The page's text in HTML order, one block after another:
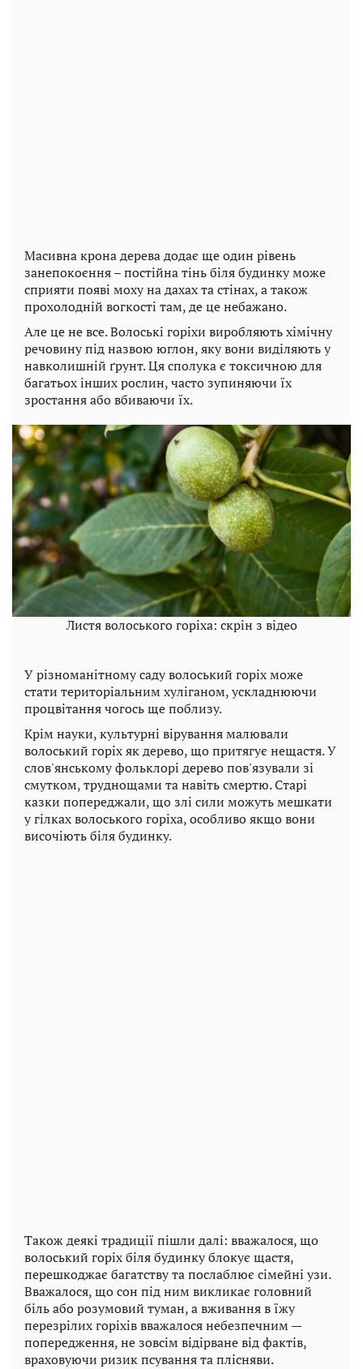
Масивна крона дерева додає ще один рівень
занепокоєння – постійна тінь біля будинку може
сприяти появі моху на дахах та стінах, а також
прохолодній вогкості там, де це небажано.
Але це не все. Волоські горіхи виробляють хімічну
речовину під назвою юглон, яку вони виділяють у
навколишній ґрунт. Ця сполука є токсичною для
багатьох інших рослин, часто зупиняючи їх
зростання або вбиваючи їх.
Листя волоського горіха: скрін з відео
У різноманітному саду волоський горіх може
стати територіальним хуліганом, ускладнюючи
процвітання чогось ще поблизу.
Крім науки, культурні вірування малювали
волоський горіх як дерево, що притягує нещастя. У
слов'янському фольклорі дерево пов'язували зі
смутком, труднощами та навіть смертю. Старі
казки попереджали, що злі сили можуть мешкати
у гілках волоського горіха, особливо якщо вони
височіють біля будинку.
Також деякі традиції пішли далі: вважалося, що
волоський горіх біля будинку блокує щастя,
перешкоджає багатству та послаблює сімейні узи.
Вважалося, що сон під ним викликає головний
біль або розумовий туман, а вживання в їжу
перезрілих горіхів вважалося небезпечним —
попередження, не зовсім відірване від фактів,
враховуючи ризик псування та плісняви.